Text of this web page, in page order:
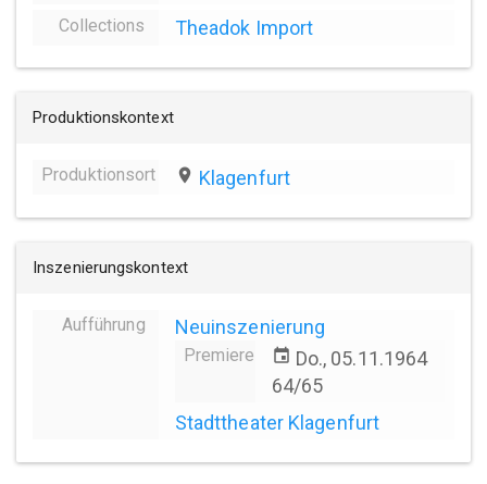
Collections Theadok Import
Produktionskontext
Produktionsort place Klagenfurt
Inszenierungskontext
Aufführung Neuinszenierung
Premiere event Do., 05.11.1964
64/65
Stadttheater Klagenfurt